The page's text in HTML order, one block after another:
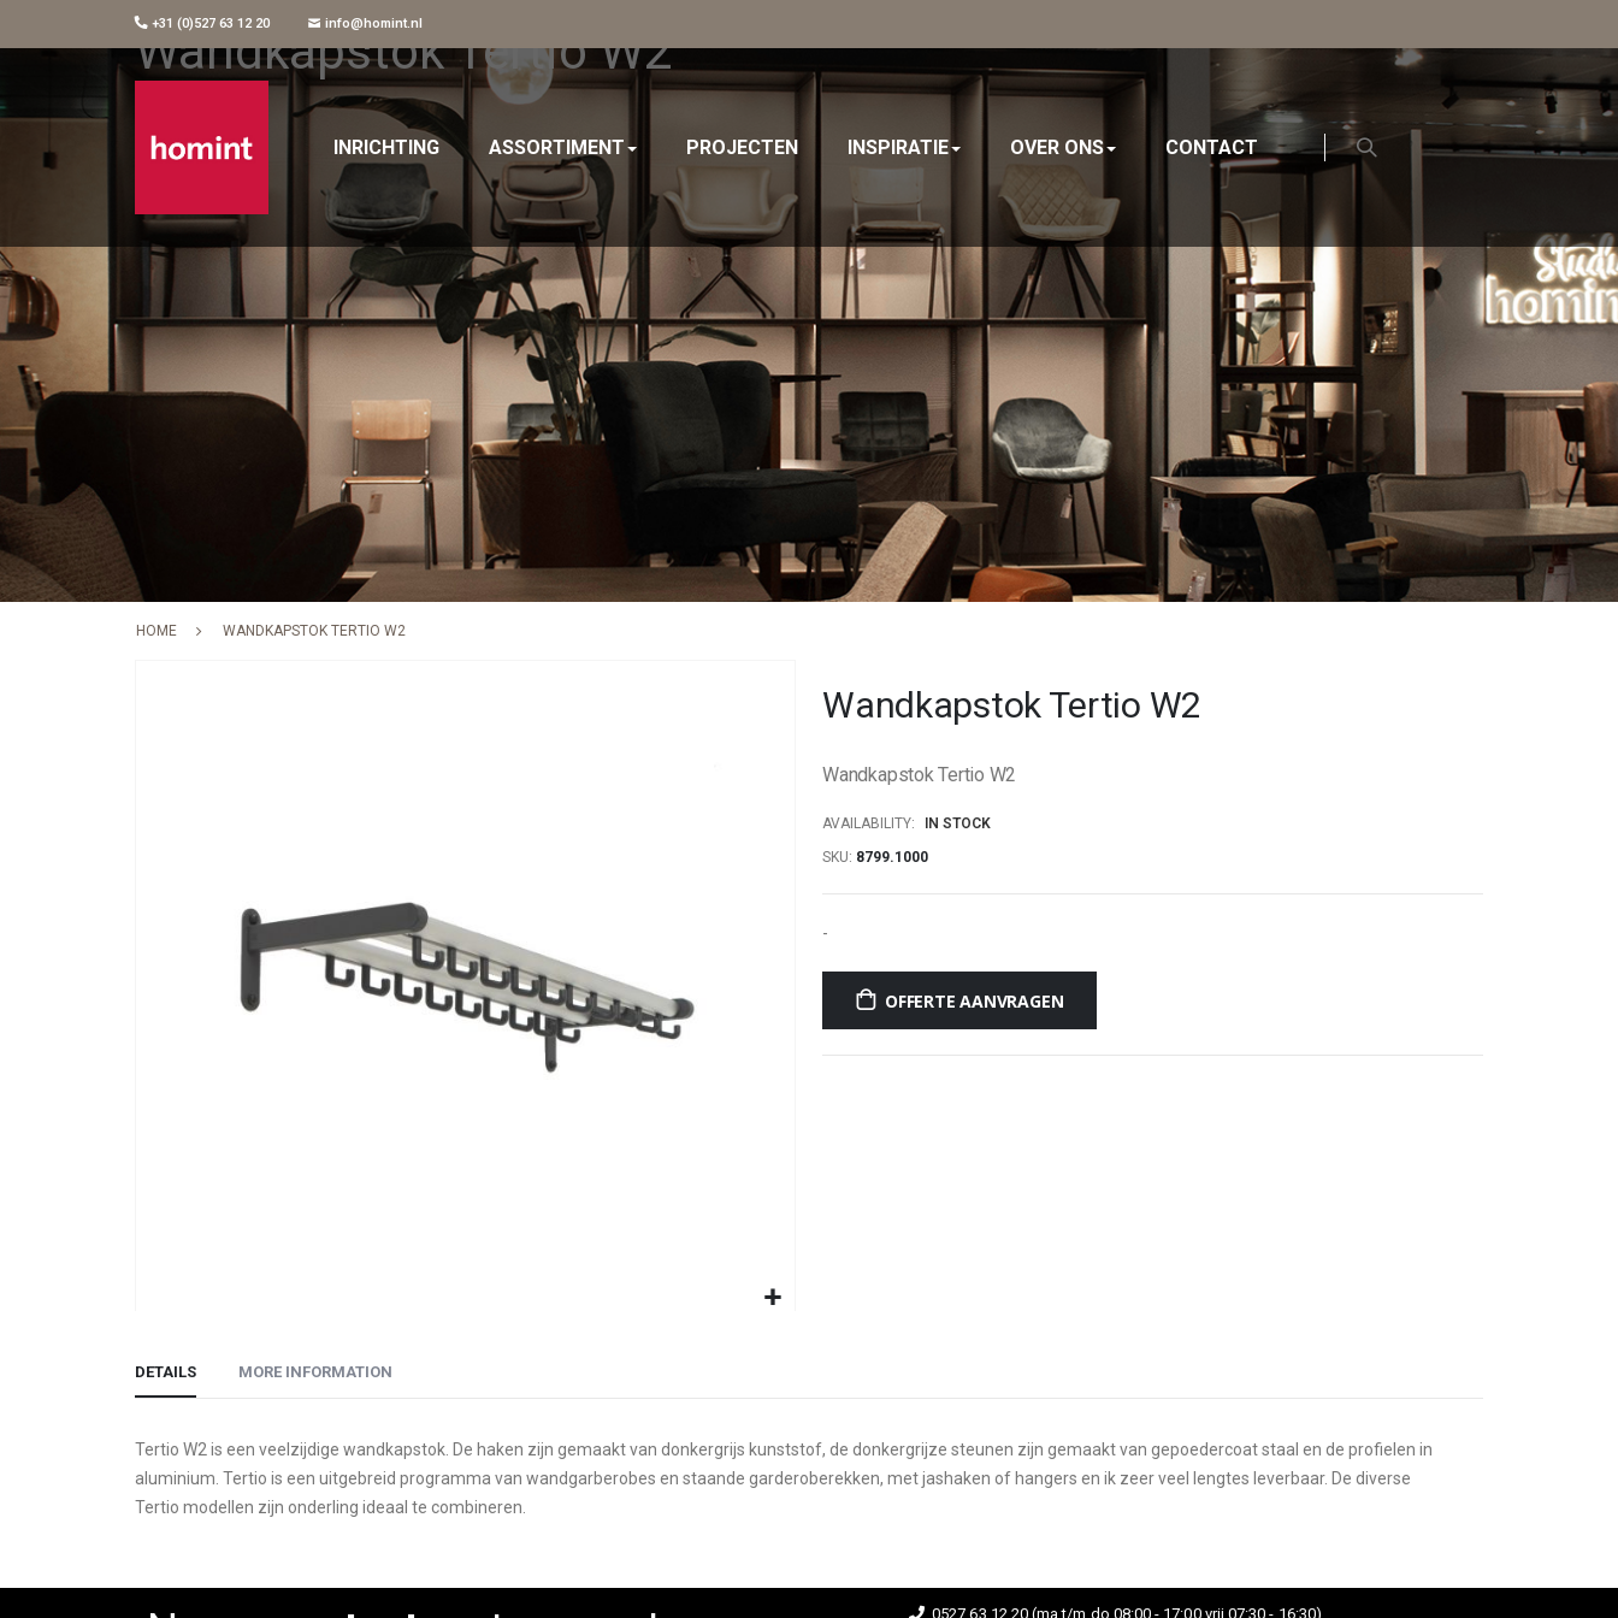
+31 (0)527 63 12 20 info@homint.nl
INRICHTING ASSORTIMENT PROJECTEN INSPIRATIE OVER ONS CONTACT
Wandkapstok Tertio W2
HOME WANDKAPSTOK TERTIO W2
the
of
the
images
Wandkapstok Tertio W2
Wandkapstok Tertio W2
AVAILABILITY:
IN STOCK
SKU 8799.1000
-
OFFERTE AANVRAGEN
DETAILS
Tertio W2 is een veelzijdige wandkapstok. De haken zijn gemaakt van donkergrijs kunststof, de donkergrijze steunen zijn gemaakt van gepoedercoat staal en de profielen in
aluminium. Tertio is een uitgebreid programma van wandgarberobes en staande garderoberekken, met jashaken of hangers en ik zeer veel lengtes leverbaar. De diverse
Tertio modellen zijn onderling ideaal te combineren.
MORE INFORMATION
0527 63 12 20 (ma t/m do 08:00 - 17:00 vrij 07:30 - 16:30)